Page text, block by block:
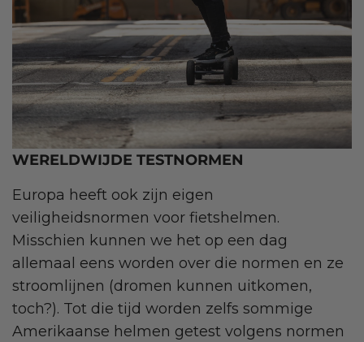
WERELDWIJDE TESTNORMEN
Europa heeft ook zijn eigen
veiligheidsnormen voor fietshelmen.
Misschien kunnen we het op een dag
allemaal eens worden over die normen en ze
stroomlijnen (dromen kunnen uitkomen,
toch?). Tot die tijd worden zelfs sommige
Amerikaanse helmen getest volgens normen